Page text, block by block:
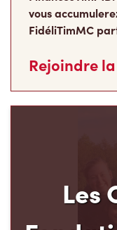
FidéliTimMC
Rejoindre